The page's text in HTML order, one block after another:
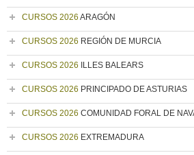
CURSOS 2026 ARAGÓN
CURSOS 2026 REGIÓN DE MURCIA
CURSOS 2026 ILLES BALEARS
CURSOS 2026 PRINCIPADO DE ASTURIAS
CURSOS 2026 COMUNIDAD FORAL DE
CURSOS 2026 EXTREMADURA